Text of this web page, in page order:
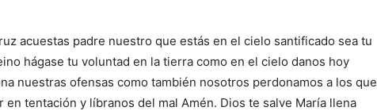
acuestas padre nuestro que estás en el cielo santificado sea tu
hágase tu voluntad en la tierra como en el cielo danos hoy
nuestras ofensas como también nosotros perdonamos a los que
tentación y líbranos del mal Amén. Dios te salve María llena